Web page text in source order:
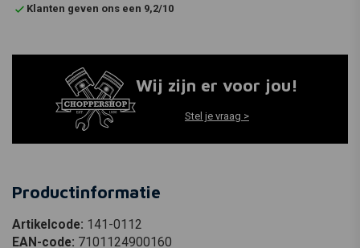
Klanten geven ons een 9,2/10
Wij zijn er voor jou!
Stel je vraag >
Productinformatie
Artikelcode: 141-0112
EAN-code: 7101124900160